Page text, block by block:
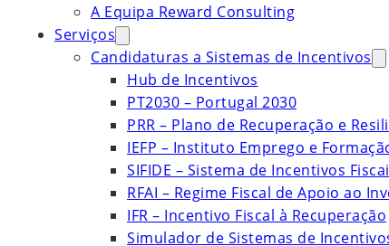
A Equipa Reward Consulting
Serviços
Candidaturas a Sistemas de Incentivos
Hub de Incentivos
PT2030 – Portugal 2030
PRR – Plano de Recuperação e
IEFP – Instituto Emprego e
SIFIDE – Sistema de Incentivos
RFAI – Regime Fiscal de Apoio ao
IFR – Incentivo Fiscal à Recuperação
Simulador de Sistemas de